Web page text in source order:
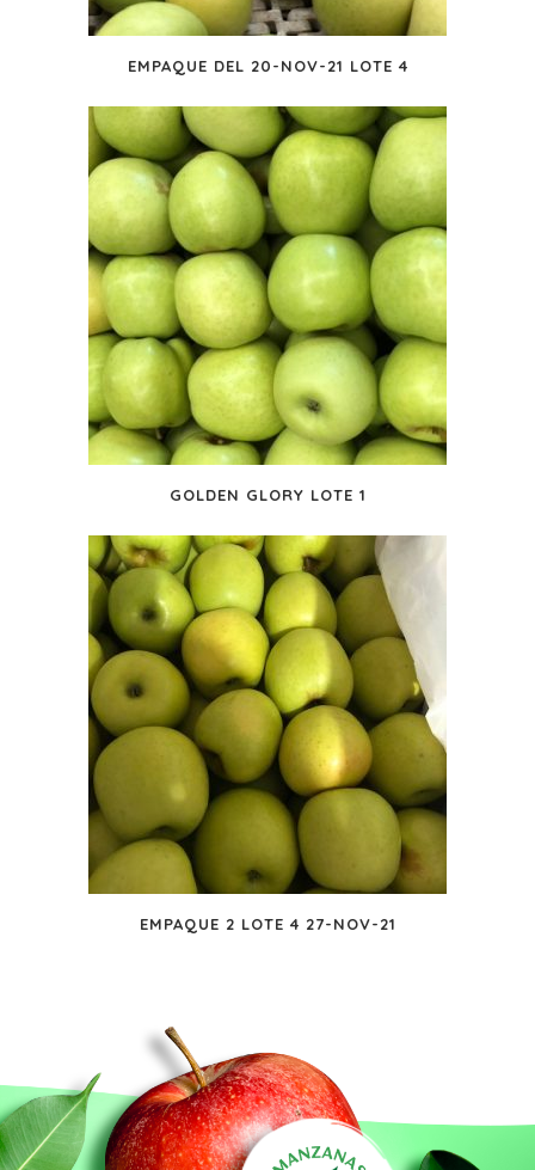
EMPAQUE DEL 20-NOV-21 LOTE 4
GOLDEN GLORY LOTE 1
EMPAQUE 2 LOTE 4 27-NOV-21